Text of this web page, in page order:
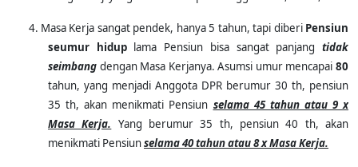
4. Masa Kerja sangat pendek, hanya 5 tahun, tapi diberi Pensiun
seumur hiduplama Pensiun bisa sangat panjangtidak
seimbang dengan Masa Kerjanya. Asumsi umur mencapai80
tahun, yang menjadi Anggota DPR berumur 30 th, pensiun
35 th, akan menikmati Pensiun selama 45 tahun atau 9 x
Masa Kerja. Yang berumur 35 th, pensiun 40 th, akan
menikmati Pensiunselama 40 tahun atau 8 x Masa Kerja.